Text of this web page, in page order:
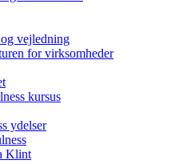
vejledning
for virksomheder
kursus
ydelser
Klint